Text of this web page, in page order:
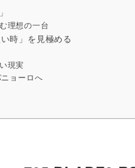
理想の一台
時」を見極める
現実
ョーロへ